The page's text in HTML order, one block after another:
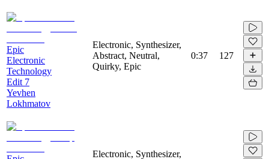
Epic
Electronic
Technology
Edit 7
Yevhen
Lokhmatov
Electronic, Synthesizer,
Abstract, Neutral,
Quirky, Epic
0:37 127
Electronic, Synthesizer,